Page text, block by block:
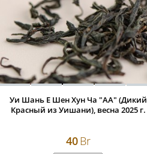
Уи Шань Е Шен Хун Ча "АА" (Дикий
Красный из Уишани), весна 2025 г.
40Br